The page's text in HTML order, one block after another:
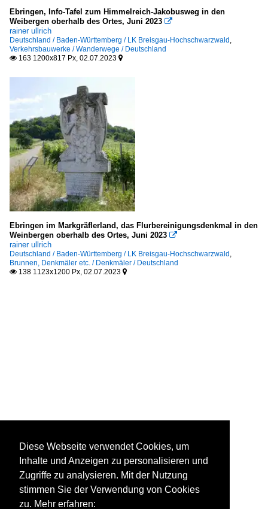
Ebringen, Info-Tafel zum Himmelreich-Jakobusweg in den
Weibergen oberhalb des Ortes, Juni 2023 
rainer ullrich
Deutschland / Baden-Württemberg / LK Breisgau-Hochschwarzwald ,
Verkehrsbauwerke / Wanderwege / Deutschland
 163 1200x817 Px, 02.07.2023 
Ebringen im Markgräflerland, das Flurbereinigungsdenkmal in den
Weinbergen oberhalb des Ortes, Juni 2023 
rainer ullrich
Deutschland / Baden-Württemberg / LK Breisgau-Hochschwarzwald
Brunnen, Denkmäler etc. / Denkmäler / Deutschland
 138 1123x1200 Px, 02.07.2023 
Diese Webseite verwendet Cookies, um
Inhalte und Anzeigen zu personalisieren und
Zugriffe zu analysieren. Mit der Nutzung
stimmen Sie der Verwendung von Cookies
zu. Mehr erfahren: